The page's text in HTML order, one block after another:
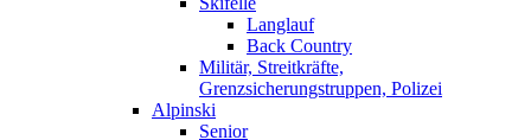
Langlauf
Back Country
Militär, Streitkräfte,
Grenzsicherungstruppen, Polizei
Alpinski
Senior